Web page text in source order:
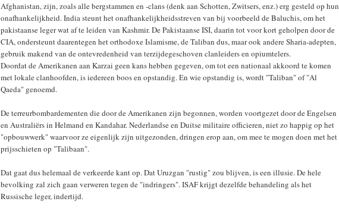
Afghanistan, zijn, zoals alle bergstammen en -clans (denk aan Schotten, Zwitsers, enz.) erg gesteld op hun
onafhankelijkheid. India steunt het onafhankelijkheidsstreven van bij voorbeeld de Baluchis, om het
pakistaanse leger wat af te leiden van Kashmir. De Pakistaanse ISI, daarin tot voor kort geholpen door de
CIA, ondersteunt daarentegen het orthodoxe Islamisme, de Taliban dus, maar ook andere Sharia-adepten,
gebruik makend van de ontevredenheid van terzijdegeschoven clanleiders en opiumtelers.
Doordat de Amerikanen aan Karzai geen kans hebben gegeven, om tot een nationaal akkoord te komen
met lokale clanhoofden, is iedereen boos en opstandig. En wie opstandig is, wordt "Taliban" of "Al
Qaeda" genoemd.
De terreurbombardementen die door de Amerikanen zijn begonnen, worden voortgezet door de Engelsen
en Australiërs in Helmand en Kandahar. Nederlandse en Duitse militaire officieren, niet zo happig op het
"opbouwwerk" waarvoor ze eigenlijk zijn uitgezonden, dringen erop aan, om mee te mogen doen met het
prijsschieten op "Talibaan".
Dat gaat dus helemaal de verkeerde kant op. Dat Uruzgan "rustig" zou blijven, is een illusie. De hele
bevolking zal zich gaan verweren tegen de "indringers". ISAF krijgt dezelfde behandeling als het
Russische leger, indertijd.